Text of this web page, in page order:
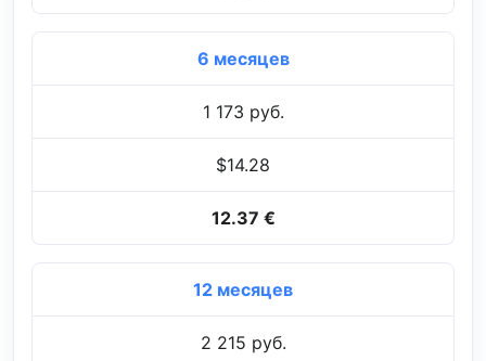
6 месяцев
1 173 руб.
$14.28
12.37 €
12 месяцев
2 215 руб.